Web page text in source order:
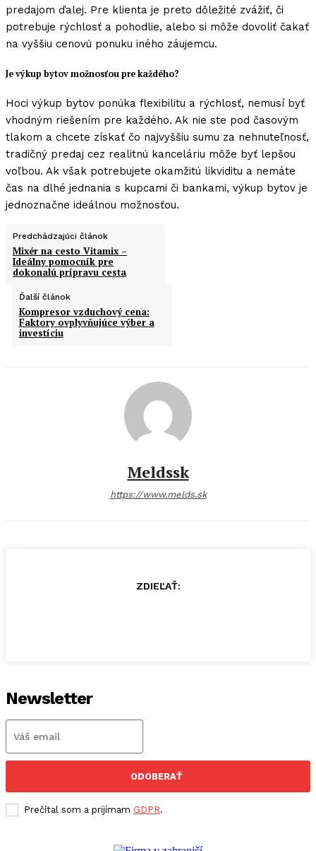
predajom ďalej. Pre klienta je preto dôležité zvážiť, či
potrebuje rýchlosť a pohodlie, alebo si môže dovoliť čakať
na vyššiu cenovú ponuku iného záujemcu.
Je výkup bytov možnosťou pre každého?
Hoci výkup bytov ponúka flexibilitu a rýchlosť, nemusí byť
vhodným riešením pre každého. Ak nie ste pod časovým
tlakom a chcete získať čo najvyššiu sumu za nehnuteľnosť,
tradičný predaj cez realitnú kanceláriu môže byť lepšou
voľbou. Ak však potrebujete okamžitú likviditu a nemáte
čas na dlhé jednania s kupcami či bankami, výkup bytov je
jednoznačne ideálnou možnosťou.
Predchádzajúci článok
Mixér na cesto Vitamix –
Ideálny pomocník pre
dokonalú prípravu cesta
Ďalší článok
Kompresor vzduchový cena:
Faktory ovplyvňujúce výber a
investíciu
Meldssk
https://www.melds.sk
ZDIEĽAŤ:
Newsletter
ODOBERAŤ
Prečítal som a prijímam GDPR.